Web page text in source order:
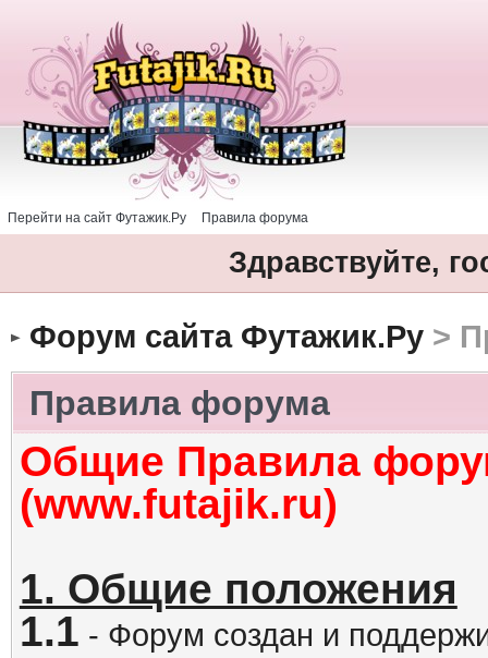
Перейти на сайт Футажик.Ру Правила форума
Здравствуйте,
Форум сайта Футажик.Ру>
Правила форума
Общие Правила
(www.futajik.ru)
1. Общие положения
1.1 - Форум создан и